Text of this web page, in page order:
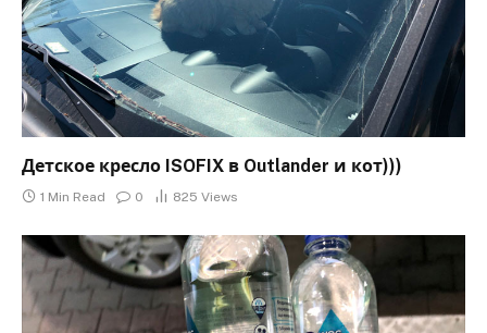
Детское кресло ISOFIX в Outlander и кот)))
1 Min Read 0 825 Views